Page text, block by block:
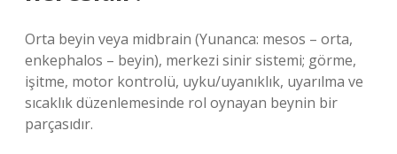
Orta beyin veya midbrain (Yunanca: mesos – orta,
enkephalos – beyin), merkezi sinir sistemi; görme,
işitme, motor kontrolü, uyku/uyanıklık, uyarılma ve
sıcaklık düzenlemesinde rol oynayan beynin bir
parçasıdır.